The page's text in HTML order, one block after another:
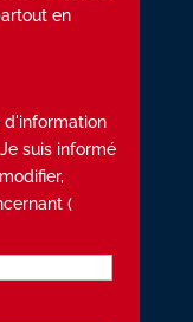
en
suis informé
(